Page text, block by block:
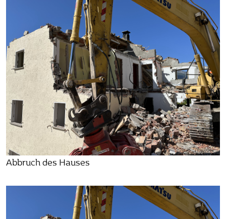
Abbruch des Hauses